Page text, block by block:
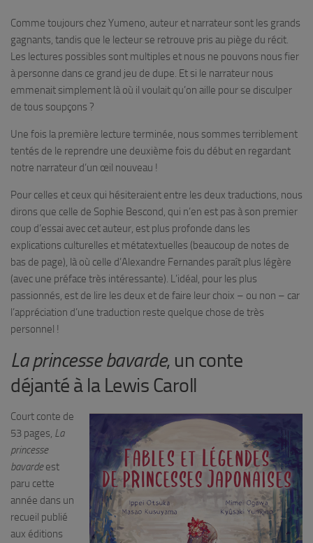
Comme toujours chez Yumeno, auteur et narrateur sont les grands
gagnants, tandis que le lecteur se retrouve pris au piège du récit.
Les lectures possibles sont multiples et nous ne pouvons nous fier
à personne dans ce grand jeu de dupe. Et si le narrateur nous
emmenait simplement là où il voulait qu’on aille pour se disculper
de tous soupçons ?
Une fois la première lecture terminée, nous sommes terriblement
tentés de le reprendre une deuxième fois du début en regardant
notre narrateur d’un œil nouveau !
Pour celles et ceux qui hésiteraient entre les deux traductions, nous
dirons que celle de Sophie Bescond, qui n’en est pas à son premier
coup d’essai avec cet auteur, est plus profonde dans les
explications culturelles et métatextuelles (beaucoup de notes de
bas de page), là où celle d’Alexandre Fernandes paraît plus légère
(avec une préface très intéressante). L’idéal, pour les plus
passionnés, est de lire les deux et de faire leur choix – ou non – car
l’appréciation d’une traduction reste quelque chose de très
personnel !
La princesse bavarde, un conte
déjanté à la Lewis Caroll
Court conte de
53 pages, La
princesse
bavardeest
paru cette
année dans un
recueil publié
aux éditions